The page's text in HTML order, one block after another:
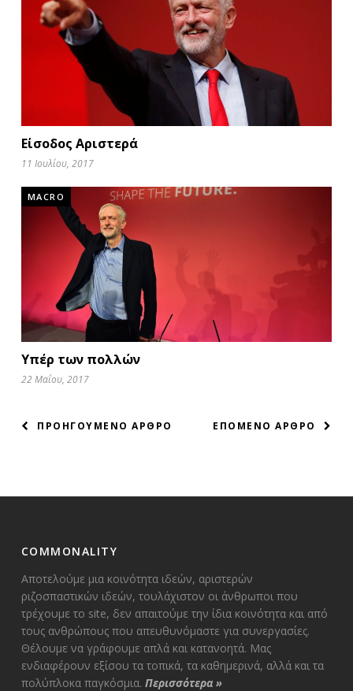
Είσοδος Αριστερά
11 Ιουλίου, 2017
MACRO
Υπέρ των πολλών
22 Μαΐου, 2017
ΠΛΟΗΓΗΣΗ
ΕΠΟΜΕΝΟ ΑΡΘΡΟ
ΠΡΟΗΓΟΥΜΕΝΟ ΑΡΘΡΟ
COMMONALITY
Αποτελούμε μια κοινότητα ιδεών, αριστερών
ριζοσπαστικών ιδεών, τουλάχιστον οι άνθρωποι που
τρέχουμε το site, δεν απαιτούμε την ίδια κοινότητα και από
τους ανθρώπους που απευθυνόμαστε για συνεργασίες.
Θέλουμε να γράφουμε απλά και κατανοητά. Μας
ενδιαφέρουν εξίσου τα τοπικά, τα καθημερινά, αλλά και τα
πολύπλοκα παγκόσμια. Περισσότερα»